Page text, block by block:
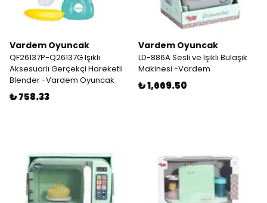
Vardem Oyuncak
QF26137P-Q26137G Işıklı
Aksesuarlı Gerçekçi Hareketli
Blender -Vardem Oyuncak
₺ 758.33
Vardem Oyuncak
LD-886A Sesli ve Işıklı Bulaşık
Makinesi -Vardem
₺ 1,669.50